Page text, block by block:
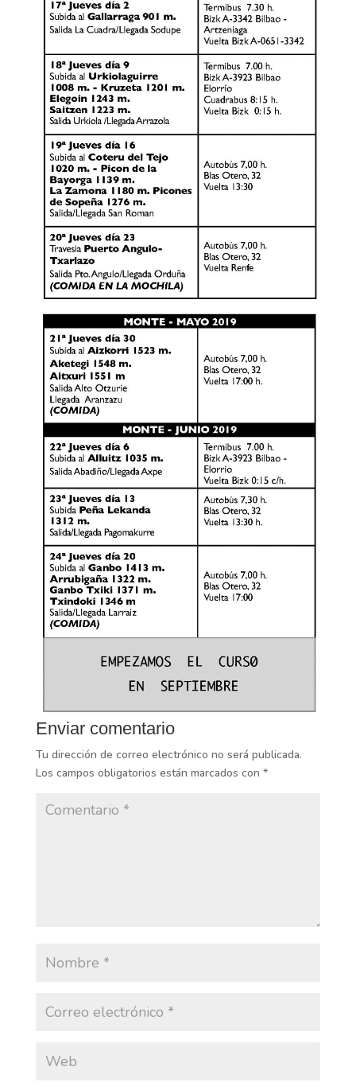
Enviar comentario
Tu dirección de correo electrónico no será publicada.
Los campos obligatorios están marcados con *